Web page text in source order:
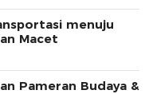
menuju
Macet
Pameran Budaya &